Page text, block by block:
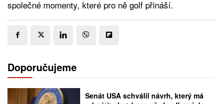
společné momenty, které pro ně golf přináší.
Doporučujeme
Senát USA schválil návrh, který má